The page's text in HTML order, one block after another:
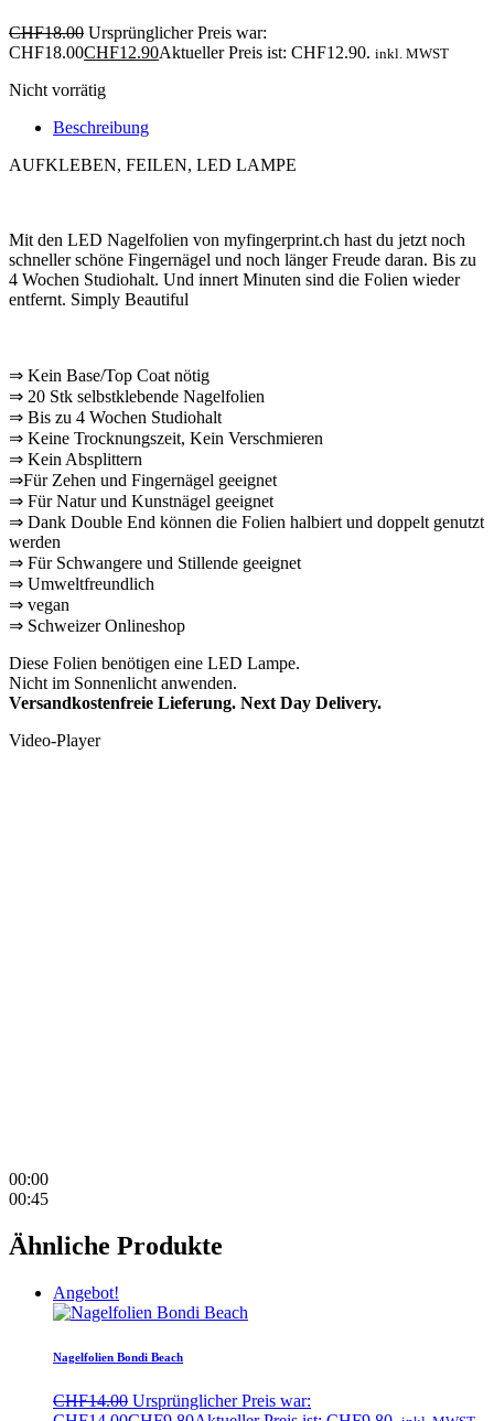
CHF18.00 Ursprünglicher Preis war:
CHF18.00CHF12.90Aktueller Preis ist: CHF12.90. inkl. MWST
Nicht vorrätig
Beschreibung
AUFKLEBEN, FEILEN, LED LAMPE
Mit den LED Nagelfolien von myfingerprint.ch hast du jetzt noch
schneller schöne Fingernägel und noch länger Freude daran. Bis zu
4 Wochen Studiohalt. Und innert Minuten sind die Folien wieder
entfernt. Simply Beautiful
⇒ Kein Base/Top Coat nötig
⇒ 20 Stk selbstklebende Nagelfolien
⇒ Bis zu 4 Wochen Studiohalt
⇒ Keine Trocknungszeit, Kein Verschmieren
⇒ Kein Absplittern
⇒Für Zehen und Fingernägel geeignet
⇒ Für Natur und Kunstnägel geeignet
⇒ Dank Double End können die Folien halbiert und doppelt genutzt
werden
⇒ Für Schwangere und Stillende geeignet
⇒ Umweltfreundlich
⇒ vegan
⇒ Schweizer Onlineshop
Diese Folien benötigen eine LED Lampe.
Nicht im Sonnenlicht anwenden.
Versandkostenfreie Lieferung. Next Day Delivery.
Video-Player
00:00
00:45
Ähnliche Produkte
Angebot!
Nagelfolien Bondi Beach
CHF14.00 Ursprünglicher Preis war: